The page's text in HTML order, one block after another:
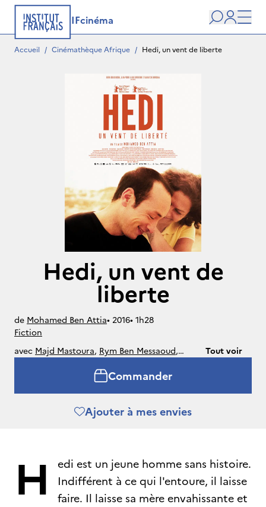
IFcinéma
user
Accueil / Cinémathèque Afrique / Hedi, un vent de liberte
Hedi, un vent de
liberte
de Mohamed Ben Attia• 2016• 1h28
Fiction
avec Majd Mastoura, Rym Ben Messaoud,
Arwa Ben Smail
Tout voir
Commander
Ajouter à mes envies
H
edi est un jeune homme sans histoire.
Indifférent à ce qui l'entoure, il laisse
faire. Il laisse sa mère envahissante et